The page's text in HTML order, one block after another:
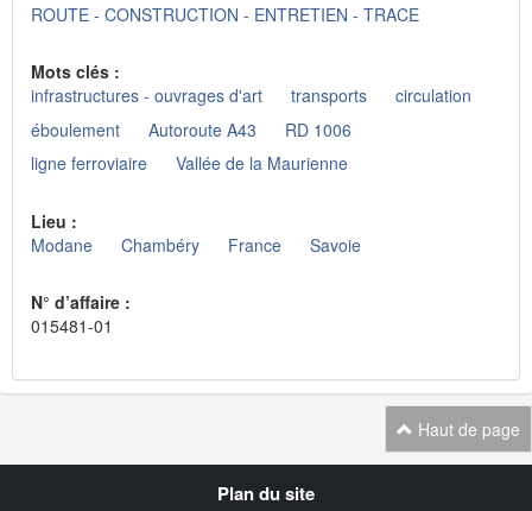
ROUTE - CONSTRUCTION - ENTRETIEN - TRACE
Mots clés :
infrastructures - ouvrages d'art
transports
circulation
éboulement
Autoroute A43
RD 1006
ligne ferroviaire
Vallée de la Maurienne
Lieu :
Modane
Chambéry France Savoie
N° d’affaire :
015481-01
Haut de page
Plan du site